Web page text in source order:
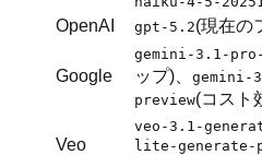
OpenAI gpt-5.2(現在の
Google
gemini-3.1-
ップ)、
preview(コスト
Veo
veo-3.1-
lite-generate-